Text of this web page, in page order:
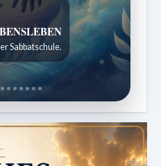
12 Jahre.